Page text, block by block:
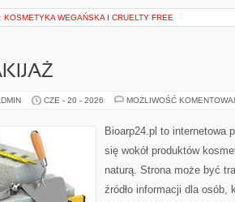
KOSMETYKA WEGAŃSKA I CRUELTY FREE
CZE - 20 - 2026 MOŻLIWOŚĆ
Bioarp24.pl to internetowa
się wokół produktów
naturą. Strona może być
źródło informacji dla osób,